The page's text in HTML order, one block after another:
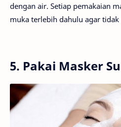
dengan air. Setiap pemakaian
muka terlebih dahulu agar
5. Pakai Masker